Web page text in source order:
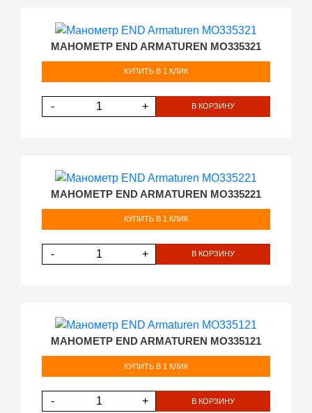
МАНОМЕТР END ARMATUREN MO335321
КУПИТЬ В 1 КЛИК
- + В КОРЗИНУ
МАНОМЕТР END ARMATUREN MO335221
КУПИТЬ В 1 КЛИК
- + В КОРЗИНУ
МАНОМЕТР END ARMATUREN MO335121
КУПИТЬ В 1 КЛИК
- + В КОРЗИНУ